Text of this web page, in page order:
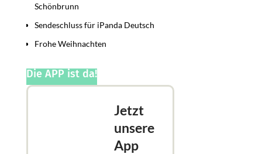
Schönbrunn
Sendeschluss für iPanda Deutsch
Frohe Weihnachten
Die APP ist da!
Jetzt
unsere
App